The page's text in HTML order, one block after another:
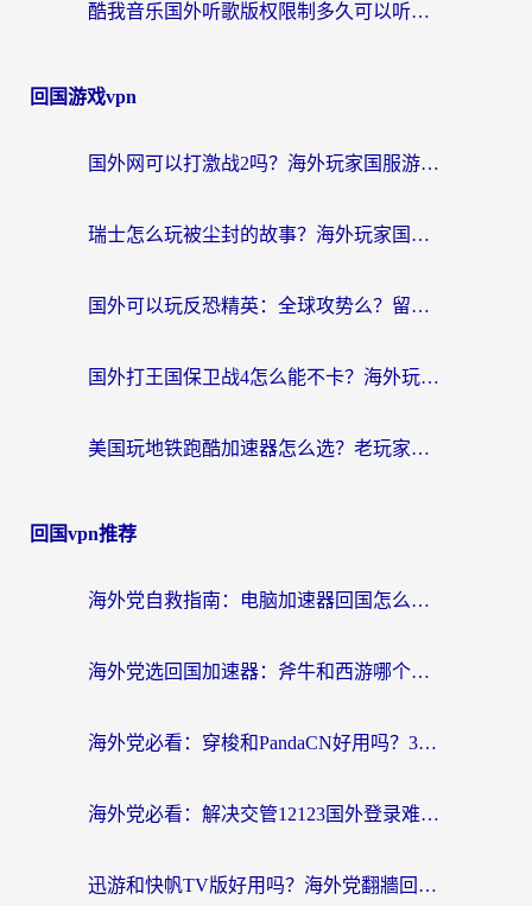
酷我音乐国外听歌版权限制多久可以听？海外党亲测有效的解决办法来了
回国游戏vpn
国外网可以打激战2吗？海外玩家国服游戏加速终极指南（附阿根廷玩迷失蔚蓝境外问道解决方案）
瑞士怎么玩被尘封的故事？海外玩家国服游戏加速器终极指南（附星战前夜三国杀加速方案）
国外可以玩反恐精英：全球攻势么？留学生亲测好用的国服游戏加速器全攻略
国外打王国保卫战4怎么能不卡？海外玩家国服游戏流畅指南（附澳大利亚保卫萝卜4俄罗斯碧蓝航线解决方案）
美国玩地铁跑酷加速器怎么选？老玩家亲测的避坑指南与实用技巧
回国vpn推荐
海外党自救指南：电脑加速器回国怎么选？轻松解决国内资源访问难题
海外党选回国加速器：斧牛和西游哪个好？附Windows免费试用&实用避坑指南
海外党必看：穿梭和PandaCN好用吗？3分钟选对回国加速器，无缝刷剧玩国服
海外党必看：解决交管12123国外登录难题，选对回国加速器就能无缝刷国内资源
迅游和快帆TV版好用吗？海外党翻牆回大陆选加速器的避坑指南